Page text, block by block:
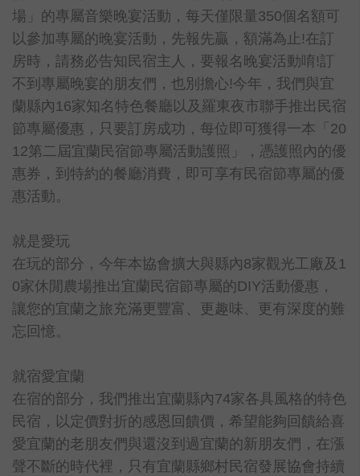
場」的專屬音樂晚宴活動，每天僅限量350個名額可
以參加專屬的晚宴活動，先報先贏，額滿為止!在訂
房時，請務必告知民宿主人，要報名晚宴活動唷!訂
不到專屬晚宴的朋友們，也別擔心!今年，我們與宜
蘭縣內16家知名特色餐廳以及羅東夜市聯手推出民宿
節專屬優惠，只要訂房成功，每位即可獲得一本「20
12第二屆宜蘭民宿節專屬活動護照」，憑護照內的優
惠券，到特約的餐廳消費，即可享有民宿節專屬的優
惠活動。
就是愛玩
在玩的部分，今年本協會擴大與縣內8家觀光工廠及1
0家休閒農場推出宜蘭民宿節專屬的DIY活動優惠，
讓您的宜蘭之旅充滿更豐富、更趣味、更有深度的難
忘回憶。
就宿愛宜蘭
在宿的部分，我們推出宜蘭縣內74家各具風格的特色
民宿，以定價對折的感恩回饋價，希望能夠回饋給喜
愛宜蘭的老朋友們與還沒到過宜蘭的新朋友們，在漲
聲不斷的時代裡，只有宜蘭縣鄉村民宿發展協會持續